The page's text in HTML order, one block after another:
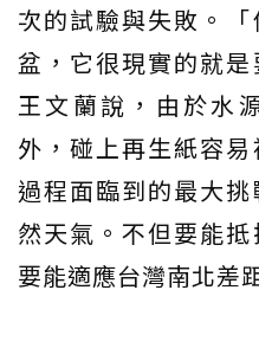
次的試驗與失敗。
盆，它很現實的就是
王文蘭說，由於水
外，碰上再生紙容
過程面臨到的最大
然天氣。不但要能
要能適應台灣南北差